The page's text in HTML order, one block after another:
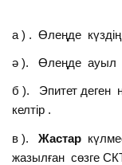
а ) . Өлеңде күздің
ә ). Өлеңде ауыл
б ). Эпитет деген
келтір .
в ).Жастар
жазылған сөзге